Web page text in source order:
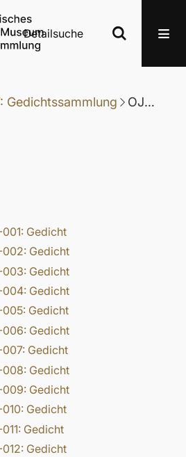
Detailsuche
Gedichtssammlung OJM_DN_G_027-067: Gedicht
001: Gedicht
002: Gedicht
003: Gedicht
004: Gedicht
005: Gedicht
006: Gedicht
007: Gedicht
008: Gedicht
009: Gedicht
010: Gedicht
Gedicht
012: Gedicht